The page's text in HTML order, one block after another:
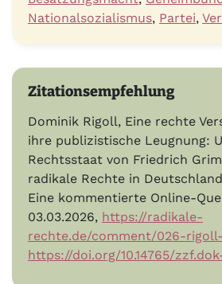
Nationalsozialismus, Partei,
Zitationsempfehlung
Dominik Rigoll, Eine rechte
ihre publizistische Leugnung:
Rechtsstaat von Friedrich
radikale Rechte in
Eine kommentierte Online-
03.03.2026, https://radikale-
rechte.de/comment/026-
https://doi.org/10.14765/